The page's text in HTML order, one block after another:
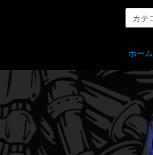
ホーム